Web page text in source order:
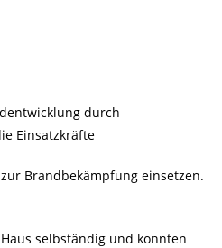
durch
Einsatzkräfte
Brandbekämpfung einsetzen.
selbständig und konnten